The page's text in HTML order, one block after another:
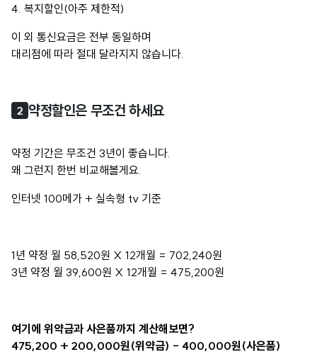
4. 복지할인(아주 제한적)
이 외 통신요금은 전부 동일하며
대리점에 따라 절대 달라지지 않습니다.
2 약정할인은 무조건 하세요
약정 기간은 무조건 3년이 좋습니다.
왜 그런지 한번 비교해볼게요.
인터넷 100메가 + 실속형 tv 기준
1년 약정 월 58,520원 X 12개월 = 702,240원
3년 약정 월 39,600원 X 12개월 = 475,200원
여기에 위약금과 사은품까지 계산해보면?
475,200 + 200,000원(위약금) - 400,000원(사은품)